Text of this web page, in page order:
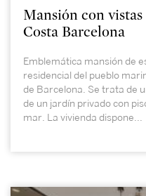
Mansión con
Costa Barcelona
Emblemática mansión de
residencial del pueblo
de Barcelona. Se trata de
de un jardín privado con
mar. La vivienda dispone...